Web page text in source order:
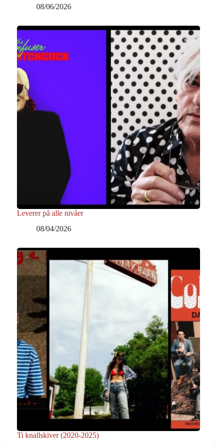
08/06/2026
Leverer på alle nivåer
08/04/2026
Ti knallskiver (2020-2025)